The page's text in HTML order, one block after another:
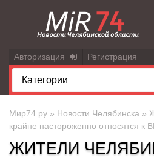
Авторизация Регистрация
Мир74.ру » Новости Челябинска »
крайне настороженно относятся
ЖИТЕЛИ